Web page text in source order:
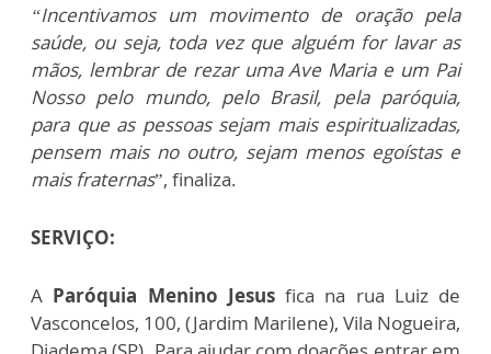
“Incentivamos um movimento de oração pela
saúde, ou seja, toda vez que alguém for lavar as
mãos, lembrar de rezar uma Ave Maria e um Pai
Nosso pelo mundo, pelo Brasil, pela paróquia,
para que as pessoas sejam mais espiritualizadas,
pensem mais no outro, sejam menos egoístas e
mais fraternas”, finaliza.
SERVIÇO:
A Paróquia Menino Jesus fica na rua Luiz de
Vasconcelos, 100, (Jardim Marilene), Vila Nogueira,